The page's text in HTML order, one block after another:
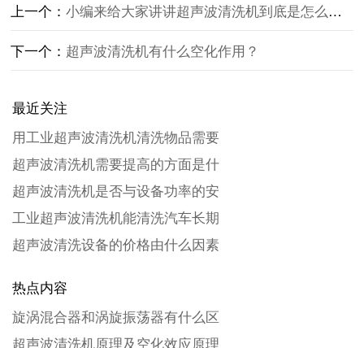
上一个：小编来给大家讲讲超声波清洗机到底是怎么工作
下一个： 超声波清洗机有什么空化作用？
最近关注
用工业超声波清洗机清洗物品需要
超声波清洗机需要提高的方面是什
超声波清洗机是否与设备功率的安
工业超声波清洗机能清洗汽车长期
超声波清洗设备的价格由什么因素
热点内容
旋涡混合器和涡旋振荡器有什么区
超声波清洗机原理及空化效应原理